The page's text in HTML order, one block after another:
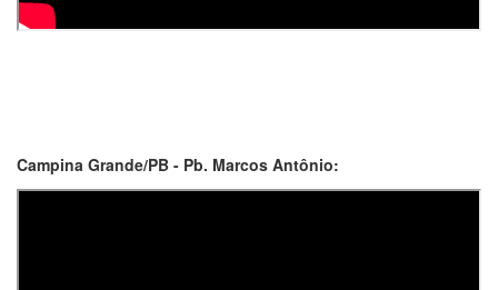
Campina Grande/PB - Pb. Marcos Antônio: